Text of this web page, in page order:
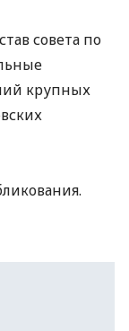
совета по
крупных